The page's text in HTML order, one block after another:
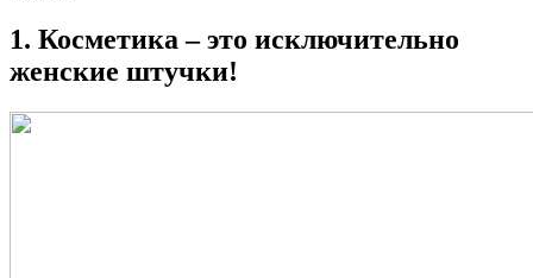
1. Косметика – это исключительно
женские штучки!